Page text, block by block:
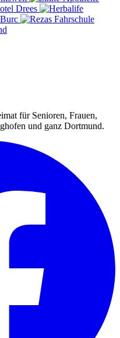
für Senioren, Frauen,
und ganz Dortmund.